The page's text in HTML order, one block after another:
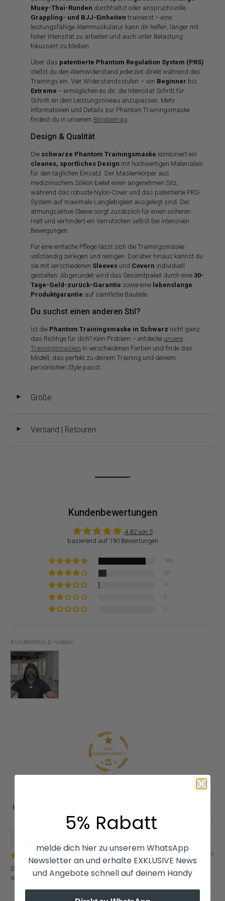
Muay-Thai-Runden durchhältst oder anspruchsvolle
Grappling- und BJJ-Einheiten trainierst – eine
leistungsfähige Atemmuskulatur kann dir helfen, länger mit
hoher Intensität zu arbeiten und auch unter Belastung
fokussiert zu bleiben.
Über das patentierte Phantom Regulation System (PRS)
stellst du den Atemwiderstand jederzeit direkt während des
Trainings ein. Vier Widerstandsstufen – von Beginner bis
Extreme – ermöglichen es dir, die Intensität Schritt für
Schritt an dein Leistungsniveau anzupassen. Mehr
Informationen und Details zur Phantom Trainingsmaske
findest du in unserem Blogbeitrag
Design & Qualität
Die schwarze Phantom Trainingsmaske kombiniert ein
cleanes, sportliches Design mit hochwertigen Materialien
für den täglichen Einsatz. Der Maskenkörper aus
medizinischem Silikon bietet einen angenehmen Sitz,
während das robuste Nylon-Cover und das patentierte PRS-
System auf maximale Langlebigkeit ausgelegt sind. Der
atmungsaktive Sleeve sorgt zusätzlich für einen sicheren
Halt und verhindert ein Verrutschen selbst bei intensiven
Bewegungen.
Für eine einfache Pflege lässt sich die Trainingsmaske
vollständig zerlegen und reinigen. Darüber hinaus kannst du
sie mit verschiedenen Sleeves und Covern individuell
gestalten. Abgerundet wird das Gesamtpaket durch eine30-
Tage-Geld-zurück-Garantie sowie eine lebenslange
Produktgarantie auf sämtliche Bauteile.
Du suchst einen anderen Stil?
Ist die Phantom Trainingsmaske in Schwarz nicht ganz
das Richtige für dich? Kein Problem – entdecke unsere
Trainingsmasken in verschiedenen Farben und finde das
Modell, das perfekt zu deinem Training und deinem
persönlichen Style passt.
◄ Größe
◄ Versand | Retouren
Kundenbewertungen
4.82 von 5
basierend auf 190 Bewertungen
160
26
4
0
0
Kundenfotos & -videos
98.6
Sort by
04/09/2026
Sehr zufrieden heute das erste mal benutz genau so wie ich es mir
vorgestellt habe Dankeschön
Bewertung in Shop App geschrieben
5% Rabatt
melde dich hier zu unserem WhatsApp
Newsletter an und erhalte EXKLUSIVE News
und Angebote schnell auf deinem Handy